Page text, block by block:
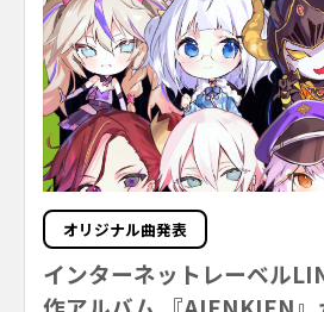
オリジナル曲発表
インターネットレーベル